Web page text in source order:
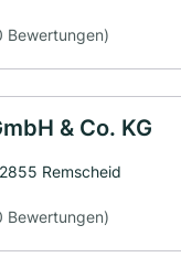
Bewertungen)
& Co. KG
Remscheid
Bewertungen)